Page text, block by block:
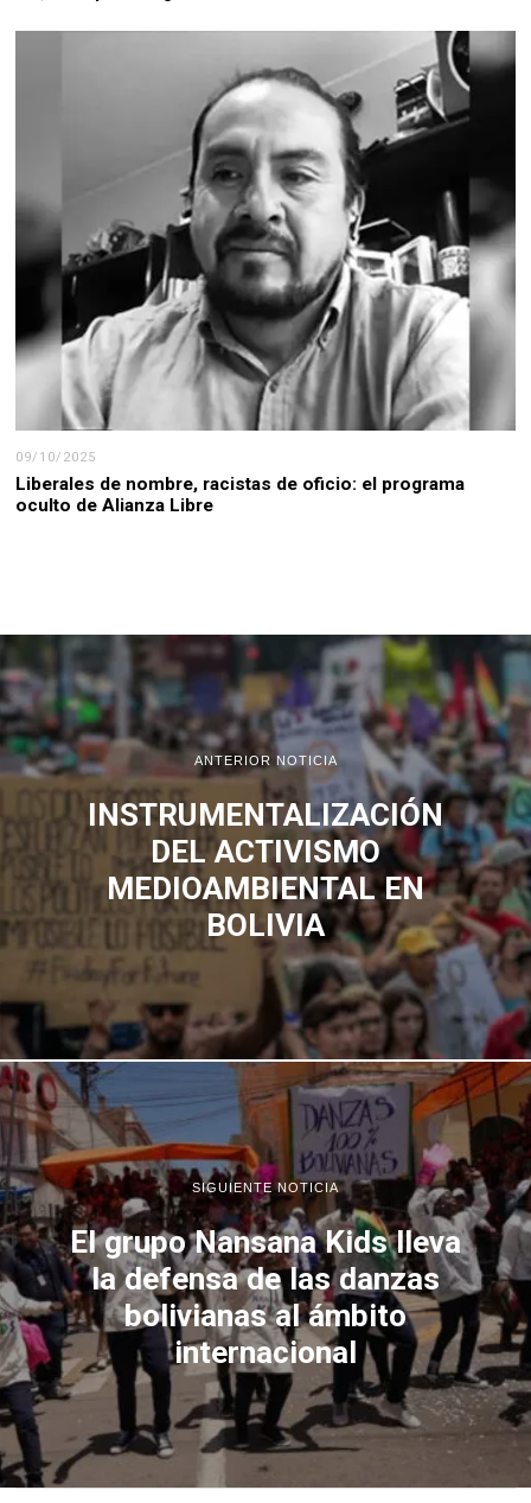
09/10/2025
Liberales de nombre, racistas de oficio: el programa
oculto de Alianza Libre
ANTERIOR NOTICIA
INSTRUMENTALIZACIÓN
DEL ACTIVISMO
MEDIOAMBIENTAL EN
BOLIVIA
SIGUIENTE NOTICIA
El grupo Nansana Kids lleva
la defensa de las danzas
bolivianas al ámbito
internacional